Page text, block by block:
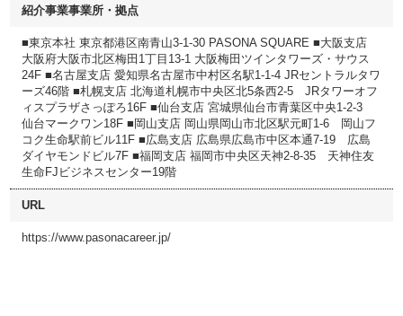
紹介事業事業所・拠点
■東京本社 東京都港区南青山3-1-30 PASONA SQUARE ■大阪支店
大阪府大阪市北区梅田1丁目13-1 大阪梅田ツインタワーズ・サウス
24F ■名古屋支店 愛知県名古屋市中村区名駅1-1-4 JRセントラルタワ
ーズ46階 ■札幌支店 北海道札幌市中央区北5条西2-5 JRタワーオフ
ィスプラザさっぽろ16F ■仙台支店 宮城県仙台市青葉区中央1-2-3
仙台マークワン18F ■岡山支店 岡山県岡山市北区駅元町1-6 岡山フ
コク生命駅前ビル11F ■広島支店 広島県広島市中区本通7-19 広島
ダイヤモンドビル7F ■福岡支店 福岡市中央区天神2-8-35 天神住友
生命FJビジネスセンター19階
URL
https://www.pasonacareer.jp/